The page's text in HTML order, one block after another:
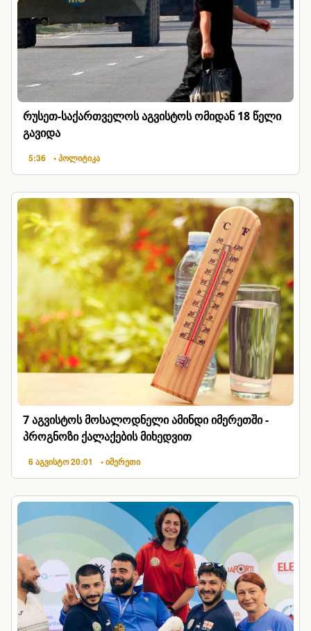
რუსეთ-საქართველოს აგვისტოს ომიდან 18 წელი
გავიდა
5:36 • პოლიტიკა
7 აგვისტოს მოსალოდნელი ამინდი იმერეთში -
პროგნოზი ქალაქების მიხედვით
6 აგვისტო 20:01 • იმერეთი